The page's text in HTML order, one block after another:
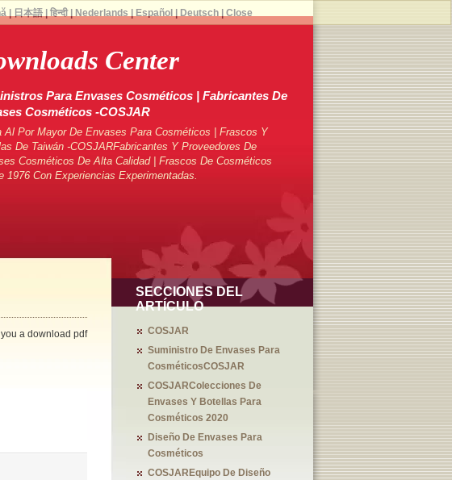
Center
Para Envases Cosméticos | Fabricantes De
Cosméticos -COSJAR
Al Por Mayor De Envases Para Cosméticos | Frascos Y
De Taiwán -COSJARFabricantes Y Proveedores De
Cosméticos De Alta Calidad | Frascos De Cosméticos
1976 Con Experiencias Experimentadas.
a download pdf
SECCIONES DEL
ARTÍCULO
COSJAR
Suministro De Envases Para
CosméticosCOSJAR
COSJARColecciones De
Envases Y Botellas Para
Cosméticos 2020
Diseño De Envases Para
Cosméticos
COSJAREquipo De Diseño
| 日本語| हिन्दी| Nederlands Español Deutsch| Close